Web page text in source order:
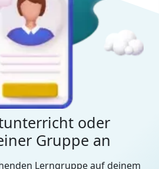
oder
Gruppe an
Lerngruppe auf deinem